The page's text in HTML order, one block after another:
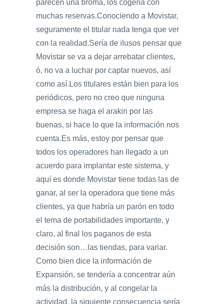
parecen una broma, los cogería con
muchas reservas.Conociendo a Movistar,
seguramente el titular nada tenga que ver
con la realidad.Sería de ilusos pensar que
Movistar se va a dejar arrebatar clientes,
ó, no va a luchar por captar nuevos, así
como así.Los titulares están bien para los
periódicos, pero no creo que ninguna
empresa se haga el arakiri por las
buenas, si hace lo que la información nos
cuenta.Es más, estoy por pensar que
todos los operadores han llegado a un
acuerdo para implantar este sistema, y
aquí es donde Movistar tiene todas las de
ganar, al ser la operadora que tiene más
clientes, ya que habría un parón en todo
el tema de portabilidades importante, y
claro, al final los paganos de esta
decisión son…las tiendas, para variar.
Como bien dice la información de
Expansión, se tendería a concentrar aún
más la distribución, y al congelar la
actividad, la siguiente consecuencia sería